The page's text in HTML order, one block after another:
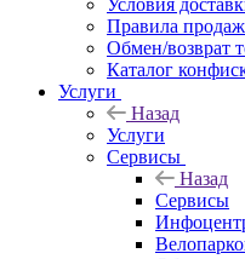
Условия
Правила
Обмен/возврат
Каталог
Услуги
Назад
Услуги
Сервисы
Назад
Сервисы